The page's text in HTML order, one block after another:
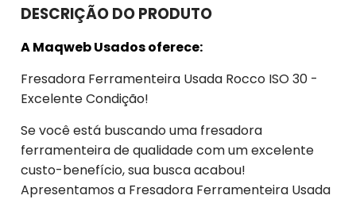
DESCRIÇÃO DO PRODUTO
A Maqweb Usados oferece:
Fresadora Ferramenteira Usada Rocco ISO 30 -
Excelente Condição!
Se você está buscando uma fresadora
ferramenteira de qualidade com um excelente
custo-benefício, sua busca acabou!
Apresentamos a Fresadora Ferramenteira Usada